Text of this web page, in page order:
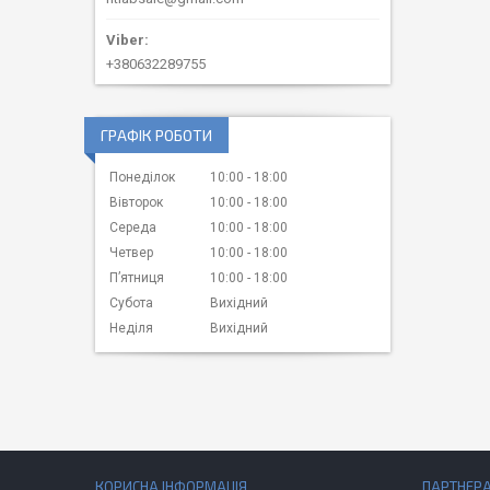
+380632289755
ГРАФІК РОБОТИ
Понеділок 10:00
18:00
Вівторок
10:00
18:00
Середа
10:00
18:00
Четвер
10:00
18:00
Пʼятниця
10:00
18:00
Субота
Вихідний
Неділя
Вихідний
КОРИСНА ІНФОРМАЦІЯ